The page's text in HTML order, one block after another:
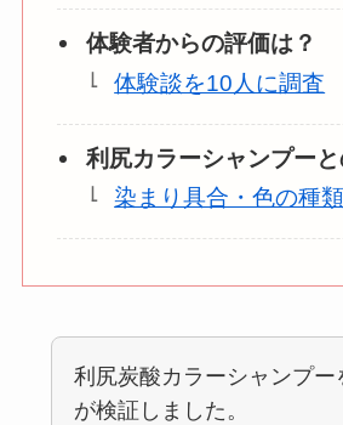
体験者からの評価は？
体験談を10人に調査
利尻カラーシャンプーと
染まり具合・色の種
利尻炭酸カラーシャンプー
が検証しました。